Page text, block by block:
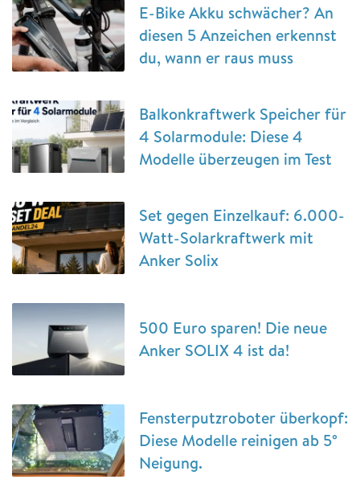
E-Bike Akku schwächer? An
diesen 5 Anzeichen erkennst
du, wann er raus muss
Balkonkraftwerk Speicher für
4 Solarmodule: Diese 4
Modelle überzeugen im Test
Set gegen Einzelkauf: 6.000-
Watt-Solarkraftwerk mit
Anker Solix
500 Euro sparen! Die neue
Anker SOLIX 4 ist da!
Fensterputzroboter überkopf:
Diese Modelle reinigen ab 5°
Neigung.